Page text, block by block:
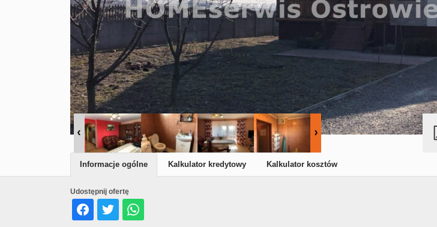
Udostępnij ofertę
Informacje ogólne Kalkulator kredytowy Kalkulator kosztów